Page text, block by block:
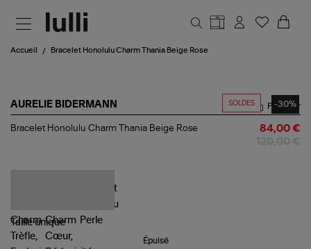
Accueil Bracelet Honolulu Charm Thania Beige Rose
SOLDES -30%
AURELIE BIDERMANN
Bracelet
Partager
Bracelet Honolulu Charm Thania Beige Rose 84,00 €
Tailleunique
Épuisé